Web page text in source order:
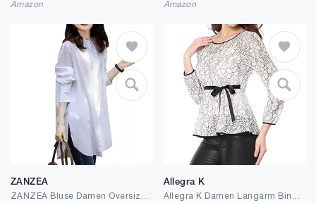
Amazon Amazon
ZANZEA
Allegra K